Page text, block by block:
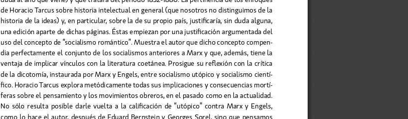
de Horacio Tarcus sobre historia intelectual en general (que nosotros no distinguimos de la
historia de la ideas) y, en particular, sobre la de su propio país, justificaría, sin duda alguna,
una edición aparte de dichas páginas. Éstas empiezan por una justificación argumentada del
uso del concepto de “socialismo romántico”. Muestra el autor que dicho concepto compen-
dia perfectamente el conjunto de los socialismos anteriores a Marx y que, además, tiene la
ventaja de implicar vínculos con la literatura coetánea. Prosigue su reflexión con la crítica
de la dicotomía, instaurada por Marx y Engels, entre socialismo utópico y socialismo cientí-
fico. Horacio Tarcus explora metódicamente todas sus implicaciones y consecuencias mortí-
feras sobre el pensamiento y los movimientos obreros, en el pasado como en la actualidad.
No  sólo  resulta  posible  darle  vuelta  a  la  calificación  de  “utópico”  contra  Marx  y  Engels,
como lo hace el autor, después de Eduard Bernstein y Georges Sorel, sino que pensamos